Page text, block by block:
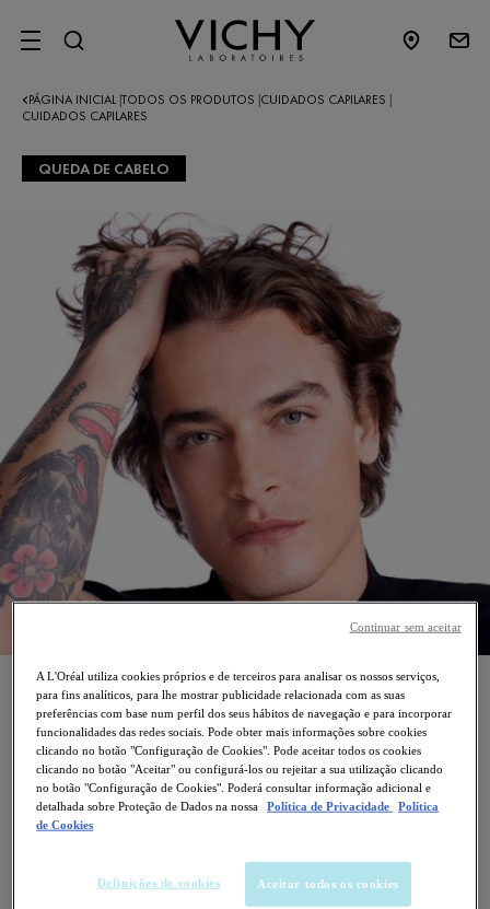
SITE MENU
PÁGINA INICIAL TODOS OS PRODUTOS CUIDADOS CAPILARES
CUIDADOS CAPILARES
QUEDA DE CABELO
CUIDADOS CAPILARES
Para combater a queda de cabelo causada por vários
fatores, como desequilíbrios hormonais, o clima ou a idade,
a Vichy desenvolveu um cuidado hipoalergénico para a
queda de cabelo que conta com ingredientes ativos como
cabeludo, SP94 para promover a resistência do cabelo e
do couro cabeludo e Arginina e Cafeína para estimular a
A L'Oréal utiliza cookies próprios e de terceiros para analisar os nossos serviços,
para fins analíticos, para lhe mostrar publicidade relacionada com as suas
preferências com base num perfil dos seus hábitos de navegação e para incorporar
funcionalidades das redes sociais. Pode obter mais informações sobre cookies
clicando no botão "Configuração de Cookies". Pode aceitar todos os cookies
clicando no botão "Aceitar" ou configurá-los ou rejeitar a sua utilização clicando
no botão "Configuração de Cookies". Poderá consultar informação adicional e
detalhada sobre Proteção de Dados na nossa
Política de Privacidade
Política
de Cookies
Definições de cookies Aceitar todos os cookies
Continuar sem aceitar